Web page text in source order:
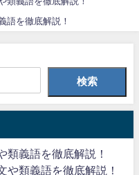
語を徹底解説！
検索
類義語を徹底解説！
や類義語を徹底解説！